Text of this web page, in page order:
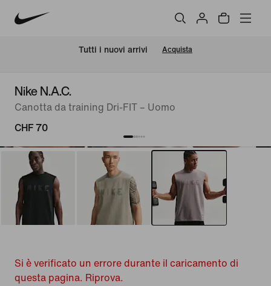
Tutti i nuovi arrivi Acquista
Nike N.A.C.
Canotta da training Dri-FIT – Uomo
CHF 70
Si è verificato un errore durante il caricamento di
questa pagina. Riprova.